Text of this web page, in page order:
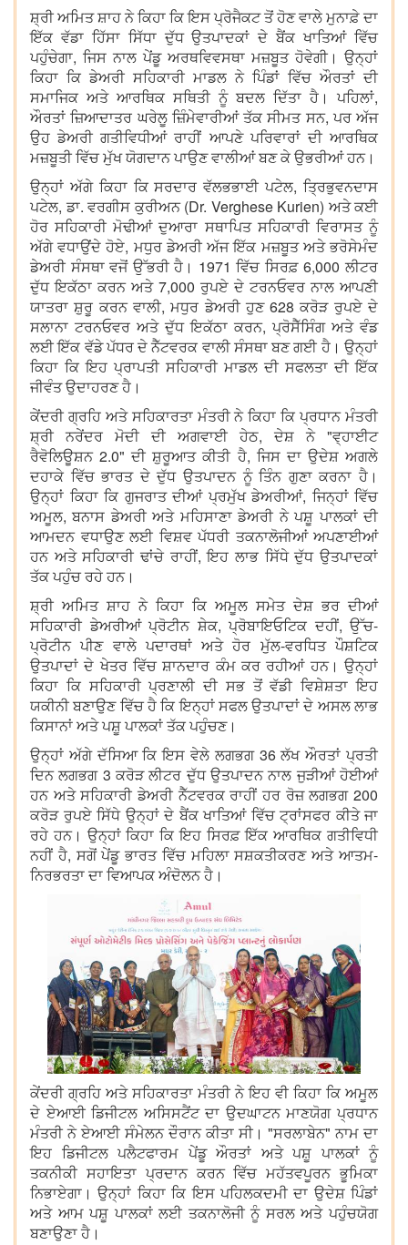
ਸ਼੍ਰੀ ਅਮਿਤ ਸ਼ਾਹ ਨੇ ਕਿਹਾ ਕਿ ਇਸ ਪ੍ਰੋਜੈਕਟ ਤੋਂ ਹੋਣ ਵਾਲੇ ਮੁਨਾਫ਼ੇ ਦਾ
ਇੱਕ ਵੱਡਾ ਹਿੱਸਾ ਸਿੱਧਾ ਦੁੱਧ ਉਤਪਾਦਕਾਂ ਦੇ ਬੈਂਕ ਖਾਤਿਆਂ ਵਿੱਚ
ਪਹੁੰਚੇਗਾ, ਜਿਸ ਨਾਲ ਪੇਂਡੂ ਅਰਥਵਿਵਸਥਾ ਮਜ਼ਬੂਤ ​​ਹੋਵੇਗੀ। ਉਨ੍ਹਾਂ
ਕਿਹਾ ਕਿ ਡੇਅਰੀ ਸਹਿਕਾਰੀ ਮਾਡਲ ਨੇ ਪਿੰਡਾਂ ਵਿੱਚ ਔਰਤਾਂ ਦੀ
ਸਮਾਜਿਕ ਅਤੇ ਆਰਥਿਕ ਸਥਿਤੀ ਨੂੰ ਬਦਲ ਦਿੱਤਾ ਹੈ। ਪਹਿਲਾਂ,
ਔਰਤਾਂ ਜ਼ਿਆਦਾਤਰ ਘਰੇਲੂ ਜ਼ਿੰਮੇਵਾਰੀਆਂ ਤੱਕ ਸੀਮਤ ਸਨ, ਪਰ ਅੱਜ
ਉਹ ਡੇਅਰੀ ਗਤੀਵਿਧੀਆਂ ਰਾਹੀਂ ਆਪਣੇ ਪਰਿਵਾਰਾਂ ਦੀ ਆਰਥਿਕ
ਮਜ਼ਬੂਤੀ ਵਿੱਚ ਮੁੱਖ ਯੋਗਦਾਨ ਪਾਉਣ ਵਾਲੀਆਂ ਬਣ ਕੇ ਉਭਰੀਆਂ ਹਨ।
ਉਨ੍ਹਾਂ ਅੱਗੇ ਕਿਹਾ ਕਿ ਸਰਦਾਰ ਵੱਲਭਭਾਈ ਪਟੇਲ, ਤ੍ਰਿਭੁਵਨਦਾਸ
ਪਟੇਲ, ਡਾ. ਵਰਗੀਸ ਕੁਰੀਅਨ (Dr. Verghese Kurien) ਅਤੇ ਕਈ
ਹੋਰ ਸਹਿਕਾਰੀ ਮੋਢੀਆਂ ਦੁਆਰਾ ਸਥਾਪਿਤ ਸਹਿਕਾਰੀ ਵਿਰਾਸਤ ਨੂੰ
ਅੱਗੇ ਵਧਾਉਂਦੇ ਹੋਏ, ਮਧੁਰ ਡੇਅਰੀ ਅੱਜ ਇੱਕ ਮਜ਼ਬੂਤ ​​ਅਤੇ ਭਰੋਸੇਮੰਦ
ਡੇਅਰੀ ਸੰਸਥਾ ਵਜੋਂ ਉੱਭਰੀ ਹੈ। 1971 ਵਿੱਚ ਸਿਰਫ਼ 6,000 ਲੀਟਰ
ਦੁੱਧ ਇਕੱਠਾ ਕਰਨ ਅਤੇ 7,000 ਰੁਪਏ ਦੇ ਟਰਨਓਵਰ ਨਾਲ ਆਪਣੀ
ਯਾਤਰਾ ਸ਼ੁਰੂ ਕਰਨ ਵਾਲੀ, ਮਧੁਰ ਡੇਅਰੀ ਹੁਣ 628 ਕਰੋੜ ਰੁਪਏ ਦੇ
ਸਲਾਨਾ ਟਰਨਓਵਰ ਅਤੇ ਦੁੱਧ ਇਕੱਠਾ ਕਰਨ, ਪ੍ਰੋਸੈੱਸਿੰਗ ਅਤੇ ਵੰਡ
ਲਈ ਇੱਕ ਵੱਡੇ ਪੱਧਰ ਦੇ ਨੈੱਟਵਰਕ ਵਾਲੀ ਸੰਸਥਾ ਬਣ ਗਈ ਹੈ। ਉਨ੍ਹਾਂ
ਕਿਹਾ ਕਿ ਇਹ ਪ੍ਰਾਪਤੀ ਸਹਿਕਾਰੀ ਮਾਡਲ ਦੀ ਸਫਲਤਾ ਦੀ ਇੱਕ
ਜੀਵੰਤ ਉਦਾਹਰਣ ਹੈ।
ਕੇਂਦਰੀ ਗ੍ਰਹਿ ਅਤੇ ਸਹਿਕਾਰਤਾ ਮੰਤਰੀ ਨੇ ਕਿਹਾ ਕਿ ਪ੍ਰਧਾਨ ਮੰਤਰੀ
ਸ਼੍ਰੀ ਨਰੇਂਦਰ ਮੋਦੀ ਦੀ ਅਗਵਾਈ ਹੇਠ, ਦੇਸ਼ ਨੇ "ਵ੍ਹਾਈਟ
ਰੈਵੋਲਿਊਸ਼ਨ 2.0" ਦੀ ਸ਼ੁਰੂਆਤ ਕੀਤੀ ਹੈ, ਜਿਸ ਦਾ ਉਦੇਸ਼ ਅਗਲੇ
ਦਹਾਕੇ ਵਿੱਚ ਭਾਰਤ ਦੇ ਦੁੱਧ ਉਤਪਾਦਨ ਨੂੰ ਤਿੰਨ ਗੁਣਾ ਕਰਨਾ ਹੈ।
ਉਨ੍ਹਾਂ ਕਿਹਾ ਕਿ ਗੁਜਰਾਤ ਦੀਆਂ ਪ੍ਰਮੁੱਖ ਡੇਅਰੀਆਂ, ਜਿਨ੍ਹਾਂ ਵਿੱਚ
ਅਮੂਲ, ਬਨਾਸ ਡੇਅਰੀ ਅਤੇ ਮਹਿਸਾਣਾ ਡੇਅਰੀ ਨੇ ਪਸ਼ੂ ਪਾਲਕਾਂ ਦੀ
ਆਮਦਨ ਵਧਾਉਣ ਲਈ ਵਿਸ਼ਵ ਪੱਧਰੀ ਤਕਨਾਲੋਜੀਆਂ ਅਪਣਾਈਆਂ
ਹਨ ਅਤੇ ਸਹਿਕਾਰੀ ਢਾਂਚੇ ਰਾਹੀਂ, ਇਹ ਲਾਭ ਸਿੱਧੇ ਦੁੱਧ ਉਤਪਾਦਕਾਂ
ਤੱਕ ਪਹੁੰਚ ਰਹੇ ਹਨ।
ਸ਼੍ਰੀ ਅਮਿਤ ਸ਼ਾਹ ਨੇ ਕਿਹਾ ਕਿ ਅਮੂਲ ਸਮੇਤ ਦੇਸ਼ ਭਰ ਦੀਆਂ
ਸਹਿਕਾਰੀ ਡੇਅਰੀਆਂ ਪ੍ਰੋਟੀਨ ਸ਼ੇਕ, ਪ੍ਰੋਬਾਇਓਟਿਕ ਦਹੀਂ, ਉੱਚ-
ਪ੍ਰੋਟੀਨ ਪੀਣ ਵਾਲੇ ਪਦਾਰਥਾਂ ਅਤੇ ਹੋਰ ਮੁੱਲ-ਵਰਧਿਤ ਪੌਸ਼ਟਿਕ
ਉਤਪਾਦਾਂ ਦੇ ਖੇਤਰ ਵਿੱਚ ਸ਼ਾਨਦਾਰ ਕੰਮ ਕਰ ਰਹੀਆਂ ਹਨ। ਉਨ੍ਹਾਂ
ਕਿਹਾ ਕਿ ਸਹਿਕਾਰੀ ਪ੍ਰਣਾਲੀ ਦੀ ਸਭ ਤੋਂ ਵੱਡੀ ਵਿਸ਼ੇਸ਼ਤਾ ਇਹ
ਯਕੀਨੀ ਬਣਾਉਣ ਵਿੱਚ ਹੈ ਕਿ ਇਨ੍ਹਾਂ ਸਫਲ ਉਤਪਾਦਾਂ ਦੇ ਅਸਲ ਲਾਭ
ਕਿਸਾਨਾਂ ਅਤੇ ਪਸ਼ੂ ਪਾਲਕਾਂ ਤੱਕ ਪਹੁੰਚਣ।
ਉਨ੍ਹਾਂ ਅੱਗੇ ਦੱਸਿਆ ਕਿ ਇਸ ਵੇਲੇ ਲਗਭਗ 36 ਲੱਖ ਔਰਤਾਂ ਪ੍ਰਤੀ
ਦਿਨ ਲਗਭਗ 3 ਕਰੋੜ ਲੀਟਰ ਦੁੱਧ ਉਤਪਾਦਨ ਨਾਲ ਜੁੜੀਆਂ ਹੋਈਆਂ
ਹਨ ਅਤੇ ਸਹਿਕਾਰੀ ਡੇਅਰੀ ਨੈੱਟਵਰਕ ਰਾਹੀਂ ਹਰ ਰੋਜ਼ ਲਗਭਗ 200
ਕਰੋੜ ਰੁਪਏ ਸਿੱਧੇ ਉਨ੍ਹਾਂ ਦੇ ਬੈਂਕ ਖਾਤਿਆਂ ਵਿੱਚ ਟ੍ਰਾਂਸਫਰ ਕੀਤੇ ਜਾ
ਰਹੇ ਹਨ। ਉਨ੍ਹਾਂ ਕਿਹਾ ਕਿ ਇਹ ਸਿਰਫ਼ ਇੱਕ ਆਰਥਿਕ ਗਤੀਵਿਧੀ
ਨਹੀਂ ਹੈ, ਸਗੋਂ ਪੇਂਡੂ ਭਾਰਤ ਵਿੱਚ ਮਹਿਲਾ ਸਸ਼ਕਤੀਕਰਣ ਅਤੇ ਆਤਮ-
ਨਿਰਭਰਤਾ ਦਾ ਵਿਆਪਕ ਅੰਦੋਲਨ ਹੈ।
ਕੇਂਦਰੀ ਗ੍ਰਹਿ ਅਤੇ ਸਹਿਕਾਰਤਾ ਮੰਤਰੀ ਨੇ ਇਹ ਵੀ ਕਿਹਾ ਕਿ ਅਮੂਲ
ਦੇ ਏਆਈ ਡਿਜੀਟਲ ਅਸਿਸਟੈਂਟ ਦਾ ਉਦਘਾਟਨ ਮਾਣਯੋਗ ਪ੍ਰਧਾਨ
ਮੰਤਰੀ ਨੇ ਏਆਈ ਸੰਮੇਲਨ ਦੌਰਾਨ ਕੀਤਾ ਸੀ। "ਸਰਲਾਬੇਨ" ਨਾਮ ਦਾ
ਇਹ ਡਿਜੀਟਲ ਪਲੈਟਫਾਰਮ ਪੇਂਡੂ ਔਰਤਾਂ ਅਤੇ ਪਸ਼ੂ ਪਾਲਕਾਂ ਨੂੰ
ਤਕਨੀਕੀ ਸਹਾਇਤਾ ਪ੍ਰਦਾਨ ਕਰਨ ਵਿੱਚ ਮਹੱਤਵਪੂਰਨ ਭੂਮਿਕਾ
ਨਿਭਾਏਗਾ। ਉਨ੍ਹਾਂ ਕਿਹਾ ਕਿ ਇਸ ਪਹਿਲਕਦਮੀ ਦਾ ਉਦੇਸ਼ ਪਿੰਡਾਂ
ਅਤੇ ਆਮ ਪਸ਼ੂ ਪਾਲਕਾਂ ਲਈ ਤਕਨਾਲੋਜੀ ਨੂੰ ਸਰਲ ਅਤੇ ਪਹੁੰਚਯੋਗ
ਬਣਾਉਣਾ ਹੈ।